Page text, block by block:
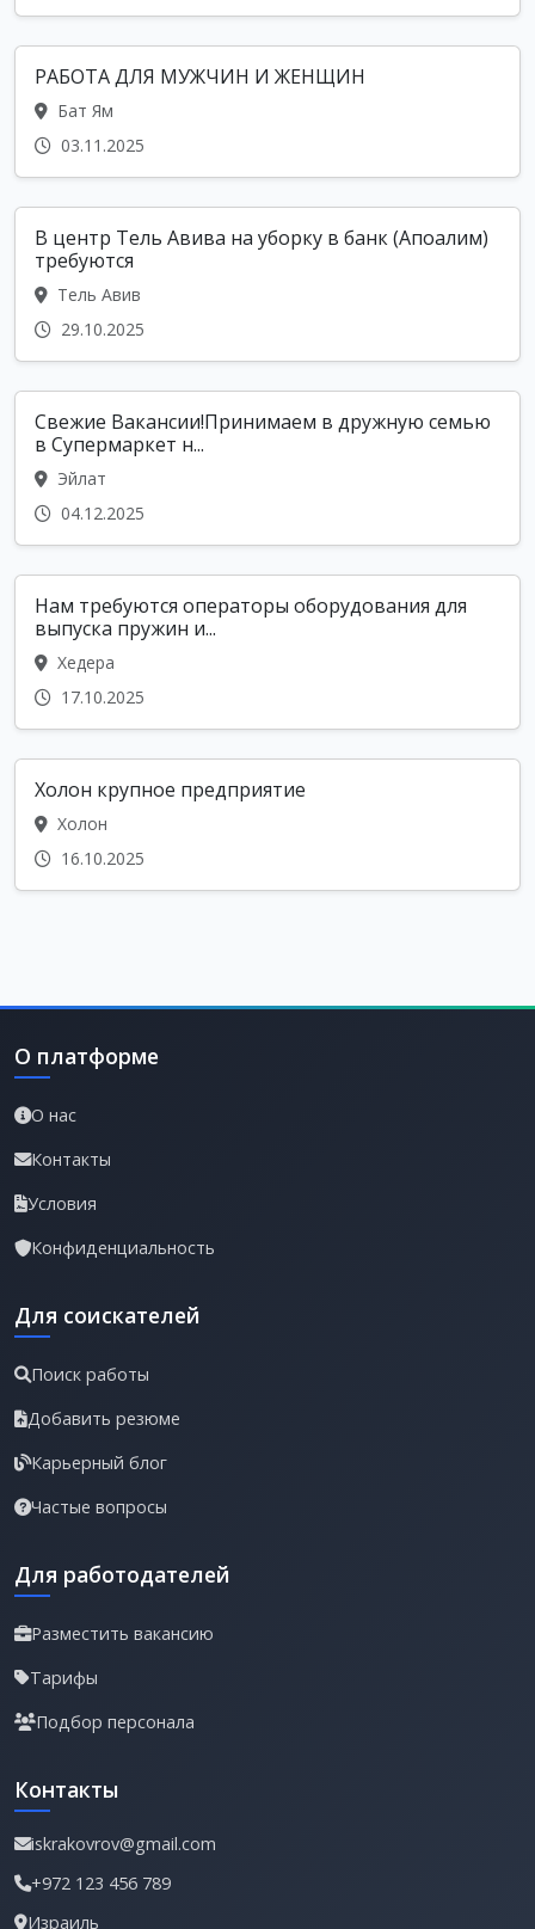
РАБОТА ДЛЯ МУЖЧИН И ЖЕНЩИН
Бат Ям
03.11.2025
В центр Тель Авива на уборку в банк (Апоалим)
требуются
Тель Авив
29.10.2025
Свежие Вакансии!Принимаем в дружную семью
в Супермаркет н...
Эйлат
04.12.2025
Нам требуются операторы оборудования для
выпуска пружин и...
Хедера
17.10.2025
Холон крупное предприятие
Холон
16.10.2025
О платформе
О нас
Контакты
Условия
Конфиденциальность
Для соискателей
Поиск работы
Добавить резюме
Карьерный блог
Частые вопросы
Для работодателей
Разместить вакансию
Тарифы
Подбор персонала
Контакты
iskrakovrov@gmail.com
+972 123 456 789
Израиль